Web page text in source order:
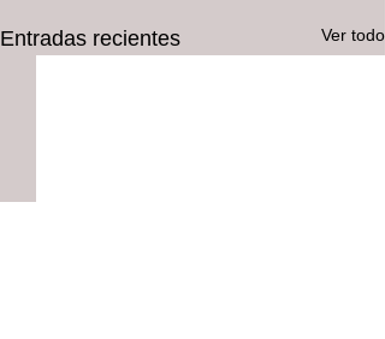
Entradas recientes Ver todo